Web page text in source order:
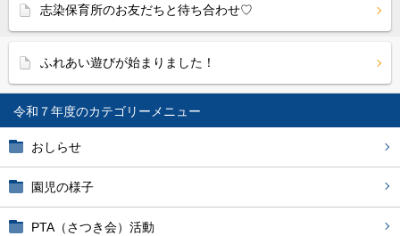
令和７年度
おしらせ
園児の様子
PTA（さつき会）活動
志染保育所のお友だちと待ち合わせ♡
ふれあい遊びが始まりました！